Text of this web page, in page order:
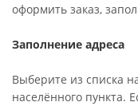
оформить заказ,
Заполнение адреса
Выберите из списка
населённого пункта.